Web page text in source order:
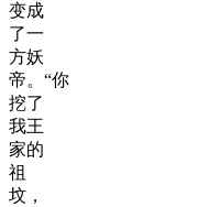
变成
了一
方妖
帝。“你
挖了
我王
家的
祖
坟，